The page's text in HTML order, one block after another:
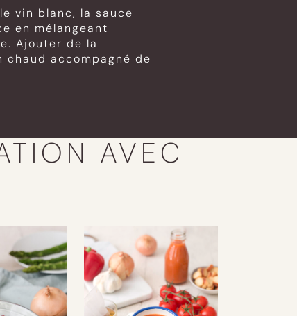
vin blanc, la sauce
en mélangeant
Ajouter de la
chaud accompagné de
AVEC